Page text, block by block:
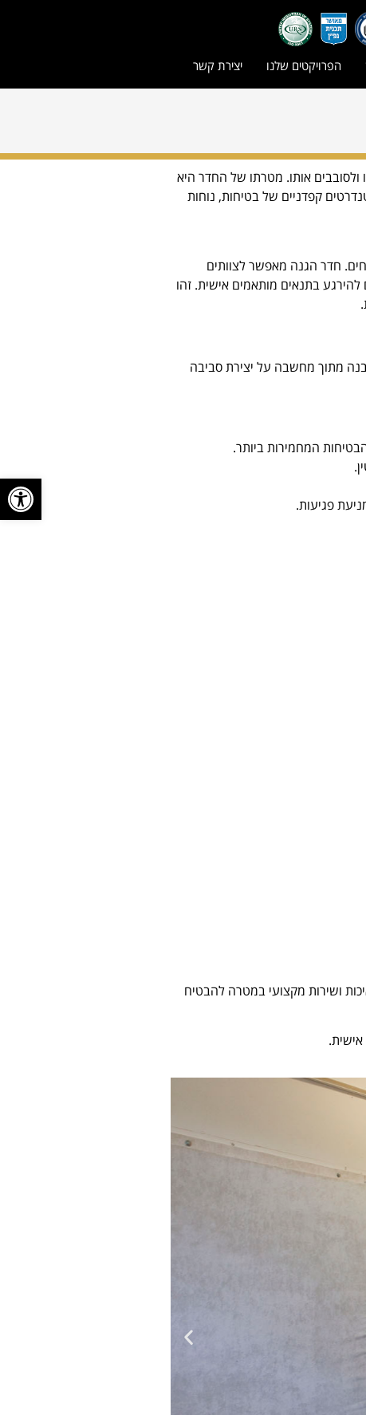
פתח
הפרויקטים שלנו יצירת קשר
אותו. מטרתו של החדר היא
קפדניים של בטיחות, נוחות
חדר הגנה מאפשר לצוותים
בתנאים מותאמים אישית. זהו
מתוך מחשבה על יצירת סביבה
המחמירות ביותר.
פגיעות.
ושירות מקצועי במטרה להבטיח